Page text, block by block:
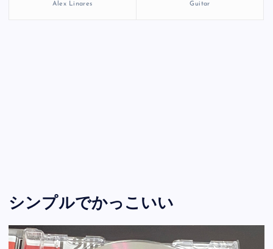
Alex Linares Guitar
シンプルでかっこいい